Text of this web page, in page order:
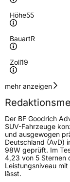
Höhe55
BauartR
Zoll19
Lastindex105
Höchstlast925 kg
Generelle
mehr anzeigen
Der BF Goodrich
SUV-Fahrzeuge
und ausgewogen
Deutschland (AvD)
98W geprüft. Im
4,23 von 5 Sternen
Leistungsniveau
lässt.